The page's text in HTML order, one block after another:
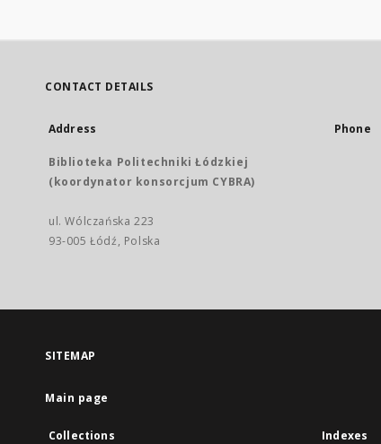
CONTACT DETAILS
Address
Biblioteka Politechniki Łódzkiej
(koordynator konsorcjum CYBRA)
ul. Wólczańska 223
93-005 Łódź, Polska
Phone
SITEMAP
Main page
Collections Indexes